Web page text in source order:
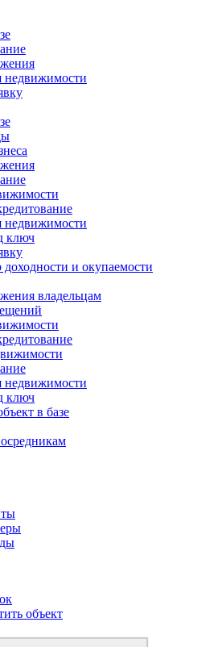
недвижимости
недвижимости
ключ
доходности и окупаемости
владельцам
недвижимости
ключ
в базе
объект